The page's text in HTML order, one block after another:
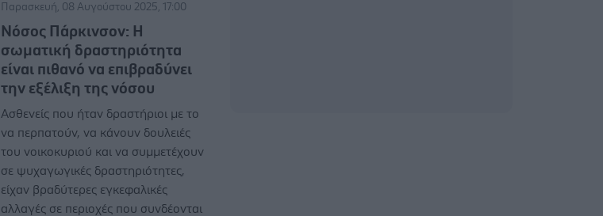
Παρασκευή, 08 Αυγούστου 2025, 17:00
Νόσος Πάρκινσον: Η
σωματική δραστηριότητα
είναι πιθανό να επιβραδύνει
την εξέλιξη της νόσου
Ασθενείς που ήταν δραστήριοι με το
να περπατούν, να κάνουν δουλειές
του νοικοκυριού και να συμμετέχουν
σε ψυχαγωγικές δραστηριότητες,
είχαν βραδύτερες εγκεφαλικές
αλλαγές σε περιοχές που συνδέονται